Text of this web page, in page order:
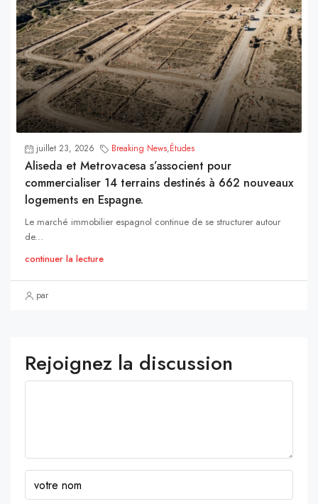
juillet 23, 2026 Breaking News,Études
Aliseda et Metrovacesa s’associent pour
commercialiser 14 terrains destinés à 662 nouveaux
logements en Espagne.
Le marché immobilier espagnol continue de se structurer autour
de...
continuer la lecture
par
Rejoignez la discussion